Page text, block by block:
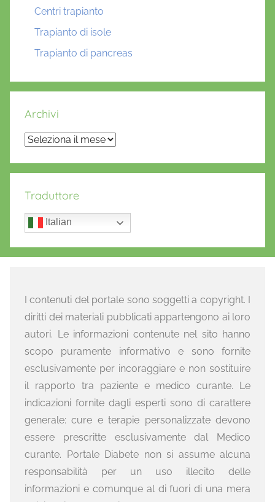
Centri trapianto
Trapianto di isole
Trapianto di pancreas
Archivi
Archivi
Traduttore
Italian
I contenuti del portale sono soggetti a copyright. I
diritti dei materiali pubblicati appartengono ai loro
autori. Le informazioni contenute nel sito hanno
scopo puramente informativo e sono fornite
esclusivamente per incoraggiare e non sostituire
il rapporto tra paziente e medico curante. Le
indicazioni fornite dagli esperti sono di carattere
generale: cure e terapie personalizzate devono
essere prescritte esclusivamente dal Medico
curante. Portale Diabete non si assume alcuna
responsabilità per un uso illecito delle
informazioni e comunque al di fuori di una mera